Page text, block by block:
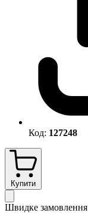
Код: 127248
Купити
Швидке замовлення